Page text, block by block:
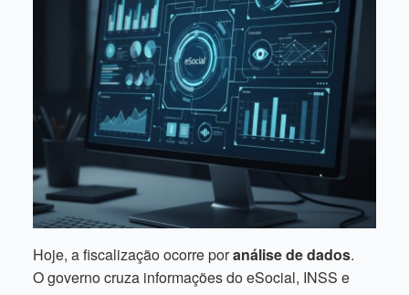
Hoje, a fiscalização ocorre poranálise de dados.
O governo cruza informações do eSocial, INSS e